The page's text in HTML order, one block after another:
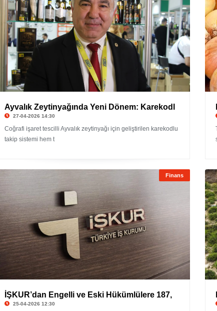
Ayvalık Zeytinyağında Yeni Dönem: Karekodl
27-04-2026 14:30
Coğrafi işaret tescilli Ayvalık zeytinyağı için geliştirilen karekodlu
takip sistemi hem t
Finans
İŞKUR’dan Engelli ve Eski Hükümlülere 187,
25-04-2026 12:30